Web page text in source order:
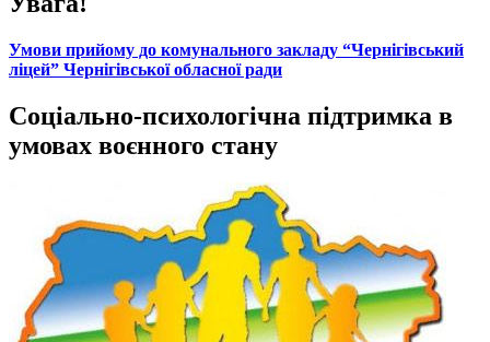
Умови прийому до комунального закладу “Чернігівський
ліцей” Чернігівської обласної ради
Соціально-психологічна підтримка в
умовах воєнного стану